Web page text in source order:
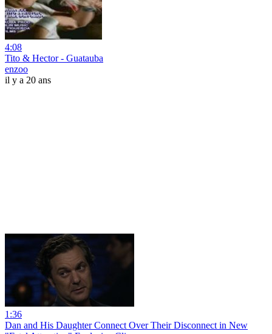
4:08
Tito & Hector - Guatauba
enzoo
il y a 20 ans
1:36
Dan and His Daughter Connect Over Their Disconnect in New